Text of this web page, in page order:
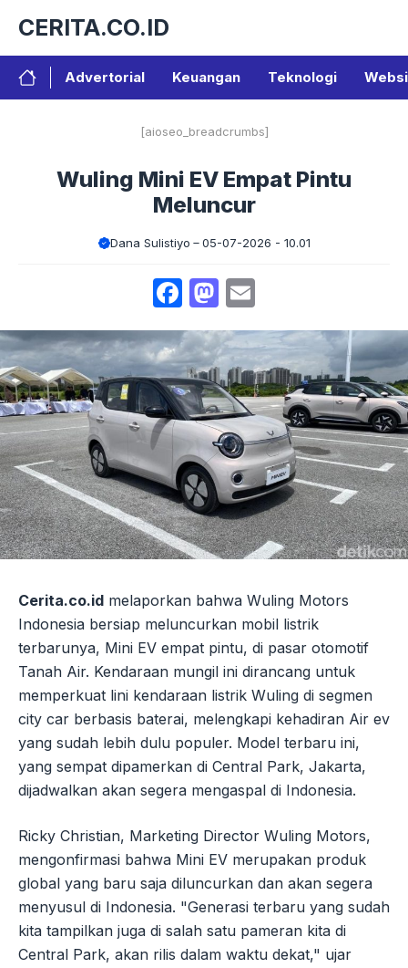
isi
CERITA.CO.ID
Advertorial Keuangan Teknologi
[aioseo_breadcrumbs]
Wuling Mini EV Empat Pintu
Meluncur
Dana Sulistiyo 05-07-2026 - 10.01
Facebook
Mastodon
Cerita.co.id melaporkan bahwa Wuling Motors
Indonesia bersiap meluncurkan mobil listrik
terbarunya, Mini EV empat pintu, di pasar otomotif
Tanah Air. Kendaraan mungil ini dirancang untuk
memperkuat lini kendaraan listrik Wuling di segmen
city car berbasis baterai, melengkapi kehadiran Air ev
yang sudah lebih dulu populer. Model terbaru ini,
yang sempat dipamerkan di Central Park, Jakarta,
dijadwalkan akan segera mengaspal di Indonesia.
Ricky Christian, Marketing Director Wuling Motors,
mengonfirmasi bahwa Mini EV merupakan produk
global yang baru saja diluncurkan dan akan segera
menyusul di Indonesia. "Generasi terbaru yang sudah
kita tampilkan juga di salah satu pameran kita di
Central Park, akan rilis dalam waktu dekat," ujar